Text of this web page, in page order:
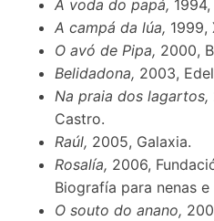
A voda do papá,
A campá da lúa, 1999,
O avó de Pipa, 2000,
Belidadona, 2003,
Na praia dos lagartos,
Castro.
Raúl, 2005, Galaxia.
Rosalía, 2006,
Biografía para nenas e
O souto do anano,